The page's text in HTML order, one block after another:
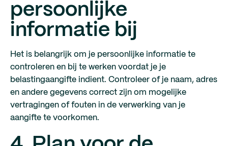
persoonlijke
informatie bij
Het is belangrijk om je persoonlijke informatie te
controleren en bij te werken voordat je je
belastingaangifte indient. Controleer of je naam, adres
en andere gegevens correct zijn om mogelijke
vertragingen of fouten in de verwerking van je
aangifte te voorkomen.